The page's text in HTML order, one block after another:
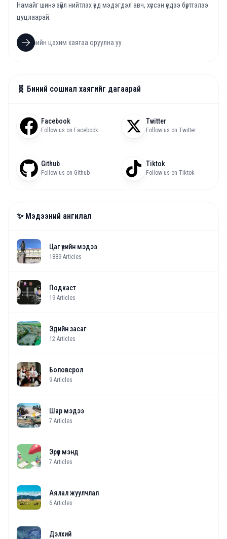
Намайг шинэ зүйл нийтлэх үед мэдэгдэл авч, хүссэн үедээ бүртгэлээ
цуцлаарай.
🧬 Биний сошиал хаягийг дагаарай
Facebook
Follow us on Facebook
Twitter
Follow us on Twitter
Github
Follow us on Github
Tiktok
Follow us on Tiktok
✨ Мэдээний ангилал
Цаг үеийн мэдээ
1889 Articles
Подкаст
19 Articles
Эдийн засаг
12 Articles
Боловсрол
9 Articles
Шар мэдээ
7 Articles
Эрүүл мэнд
7 Articles
Аялал жуулчлал
6 Articles
Дэлхий